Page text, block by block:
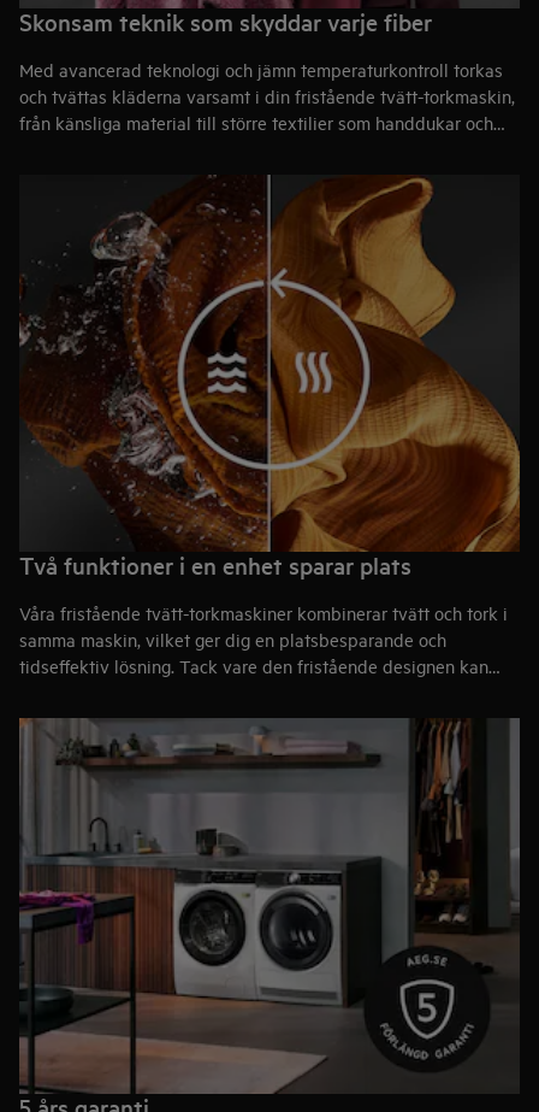
Skonsam teknik som skyddar varje fiber
Med avancerad teknologi och jämn temperaturkontroll torkas
och tvättas kläderna varsamt i din fristående tvätt-torkmaskin,
från känsliga material till större textilier som handdukar och
funktionsplagg och garanterar till och med att ömtåliga
sidenplagg håller formen*.
Två funktioner i en enhet sparar plats
Våra fristående tvätt-torkmaskiner kombinerar tvätt och tork i
samma maskin, vilket ger dig en platsbesparande och
tidseffektiv lösning. Tack vare den fristående designen kan
kök eller tvättstuga – utan krav på inbyggnad.